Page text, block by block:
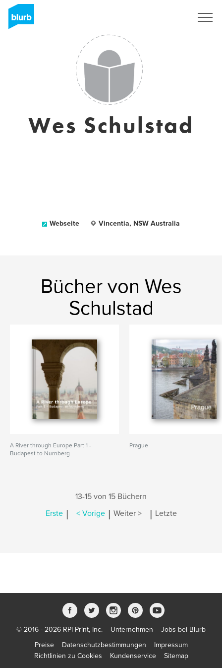
Wes Schulstad
Webseite Vincentia, NSW Australia
Bücher von Wes
Schulstad
A River through Europe Part 1 -
Budapest to Nurnberg
Prague
13-15 von 15 Büchern
Erste | < Vorige | Weiter > | Letzte
© 2016 - 2026 RPI Print, Inc. Unternehmen
Jobs bei Blurb
Preise
Datenschutzbestimmungen
Impressum
Richtlinien zu Cookies
Kundenservice Sitemap